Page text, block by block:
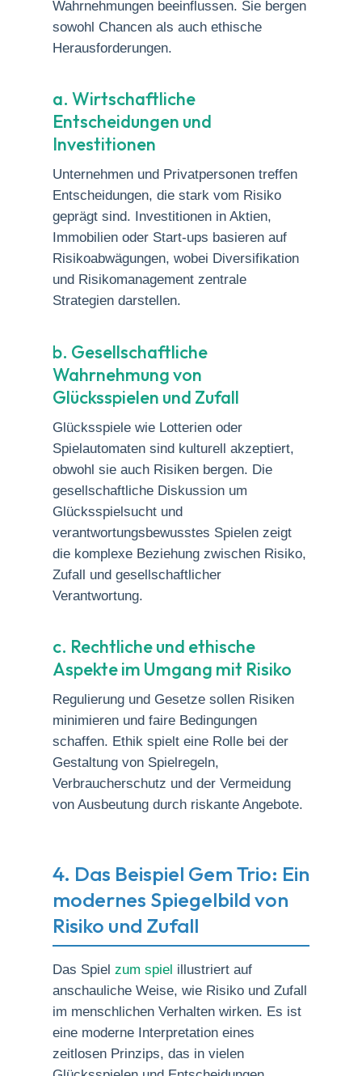
Wahrnehmungen beeinflussen. Sie bergen
sowohl Chancen als auch ethische
Herausforderungen.
a. Wirtschaftliche
Entscheidungen und
Investitionen
Unternehmen und Privatpersonen treffen
Entscheidungen, die stark vom Risiko
geprägt sind. Investitionen in Aktien,
Immobilien oder Start-ups basieren auf
Risikoabwägungen, wobei Diversifikation
und Risikomanagement zentrale
Strategien darstellen.
b. Gesellschaftliche
Wahrnehmung von
Glücksspielen und Zufall
Glücksspiele wie Lotterien oder
Spielautomaten sind kulturell akzeptiert,
obwohl sie auch Risiken bergen. Die
gesellschaftliche Diskussion um
Glücksspielsucht und
verantwortungsbewusstes Spielen zeigt
die komplexe Beziehung zwischen Risiko,
Zufall und gesellschaftlicher
Verantwortung.
c. Rechtliche und ethische
Aspekte im Umgang mit Risiko
Regulierung und Gesetze sollen Risiken
minimieren und faire Bedingungen
schaffen. Ethik spielt eine Rolle bei der
Gestaltung von Spielregeln,
Verbraucherschutz und der Vermeidung
von Ausbeutung durch riskante Angebote.
4. Das Beispiel Gem Trio: Ein
modernes Spiegelbild von
Risiko und Zufall
Das Spiel zum spiel illustriert auf
anschauliche Weise, wie Risiko und Zufall
im menschlichen Verhalten wirken. Es ist
eine moderne Interpretation eines
zeitlosen Prinzips, das in vielen